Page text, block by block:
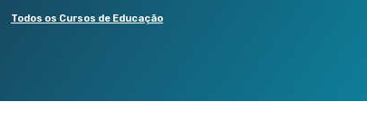
Todos os Cursos de Educação